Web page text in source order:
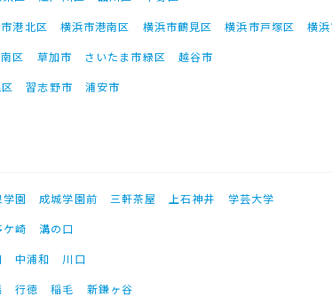
港北区 横浜市港南区 横浜市鶴見区 横浜市戸塚区
横
区 草加市 さいたま市緑区
越谷市
習志野市 浦安市
学園 成城学園前 三軒茶屋 上石神井
学芸大学
ケ崎
溝の口
中浦和
川口
行徳 稲毛 新鎌ヶ谷